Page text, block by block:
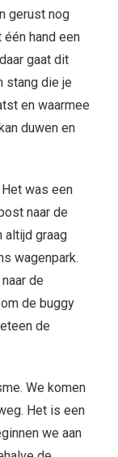
gerust nog
hand een
gaat dit
stang die je
en waarmee
duwen en
was een
naar de
altijd graag
wagenpark.
de
de buggy
de
We komen
Het is een
we aan